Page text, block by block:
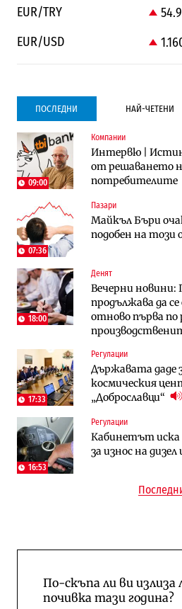
EUR/TRY
EUR/USD
ПОСЛЕДНИ НАЙ-ЧЕТЕНИ
09:00
Компании
Интервю |
от решаването
потребителите
07:36
Пазари
Майкъл Бъри
подобен на този
18:00
Денят
Вечерни
продължава да
отново първа по
17:33
Регулации
Държавата даде
космическия
„Доброславци“
16:53
Регулации
Кабинетът иска
за износ на дизел
Компании
Vivacom
90% отстъпка
10:33
Градоустройство
Столична
преместването
Енергетика
АЕЦ „Козлодуй“
няколко
Общините вече
централната
бюджетите си
Последни дни с
в лева: Какво
Компании
Vivacom
90% отстъпка
To:know
Последни дни с
в лева: Какво
To:know
Какво се
август?
Жилищата в
намаляващо
сгради
А1 отново е
компании и
По-скъпа ли ви
почивка тази година?